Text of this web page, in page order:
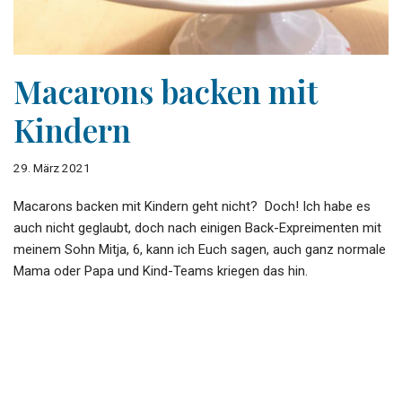
Macarons backen mit
Kindern
29. März 2021
Macarons backen mit Kindern geht nicht? Doch! Ich habe es
auch nicht geglaubt, doch nach einigen Back-Expreimenten mit
meinem Sohn Mitja, 6, kann ich Euch sagen, auch ganz normale
Mama oder Papa und Kind-Teams kriegen das hin.